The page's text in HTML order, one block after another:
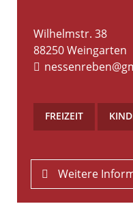
Wilhelmstr. 38
88250Weingarten
FREIZEIT
Weitere